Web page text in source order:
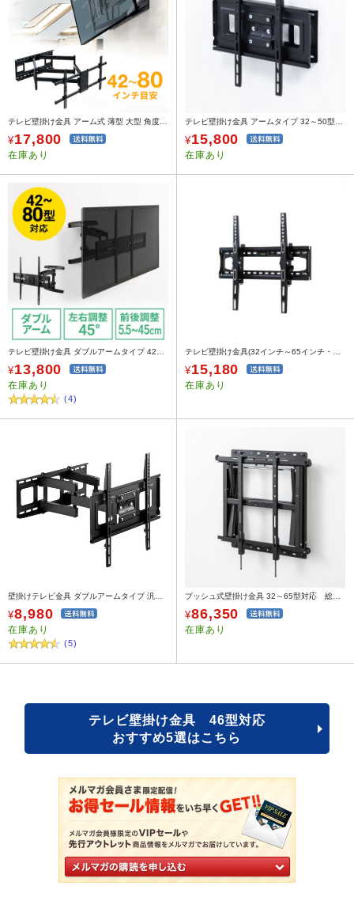
¥17,800
在庫あり
¥15,800
在庫あり
¥13,800
在庫あり
(4)
¥15,180
在庫あり
¥8,980
在庫あり
(5)
¥86,350
在庫あり
テレビ壁掛け金具 46型対応
おすすめ5選はこちら